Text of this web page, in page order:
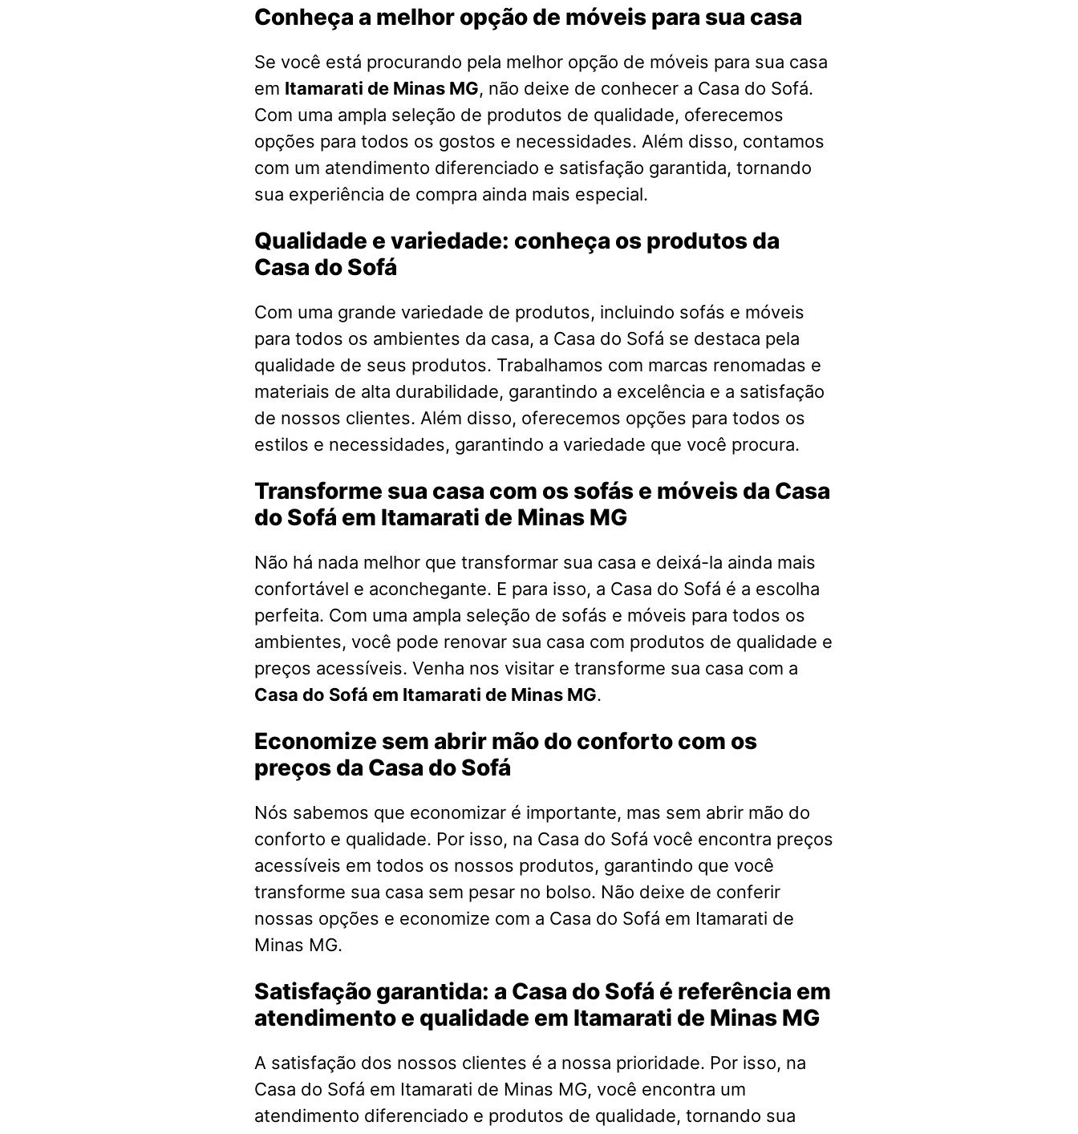
Conheça a melhor opção de móveis para sua casa
Se você está procurando pela melhor opção de móveis para sua casa
em Itamarati de Minas MG, não deixe de conhecer a Casa do Sofá.
Com uma ampla seleção de produtos de qualidade, oferecemos
opções para todos os gostos e necessidades. Além disso, contamos
com um atendimento diferenciado e satisfação garantida, tornando
sua experiência de compra ainda mais especial.
Qualidade e variedade: conheça os produtos da
Casa do Sofá
Com uma grande variedade de produtos, incluindo sofás e móveis
para todos os ambientes da casa, a Casa do Sofá se destaca pela
qualidade de seus produtos. Trabalhamos com marcas renomadas e
materiais de alta durabilidade, garantindo a excelência e a satisfação
de nossos clientes. Além disso, oferecemos opções para todos os
estilos e necessidades, garantindo a variedade que você procura.
Transforme sua casa com os sofás e móveis da Casa
do Sofá em Itamarati de Minas MG
Não há nada melhor que transformar sua casa e deixá-la ainda mais
confortável e aconchegante. E para isso, a Casa do Sofá é a escolha
perfeita. Com uma ampla seleção de sofás e móveis para todos os
ambientes, você pode renovar sua casa com produtos de qualidade e
preços acessíveis. Venha nos visitar e transforme sua casa com a
Casa do Sofá em Itamarati de Minas MG.
Economize sem abrir mão do conforto com os
preços da Casa do Sofá
Nós sabemos que economizar é importante, mas sem abrir mão do
conforto e qualidade. Por isso, na Casa do Sofá você encontra preços
acessíveis em todos os nossos produtos, garantindo que você
transforme sua casa sem pesar no bolso. Não deixe de conferir
nossas opções e economize com a Casa do Sofá em Itamarati de
Minas MG.
Satisfação garantida: a Casa do Sofá é referência em
atendimento e qualidade em Itamarati de Minas MG
A satisfação dos nossos clientes é a nossa prioridade. Por isso, na
Casa do Sofá em Itamarati de Minas MG, você encontra um
atendimento diferenciado e produtos de qualidade, tornando sua